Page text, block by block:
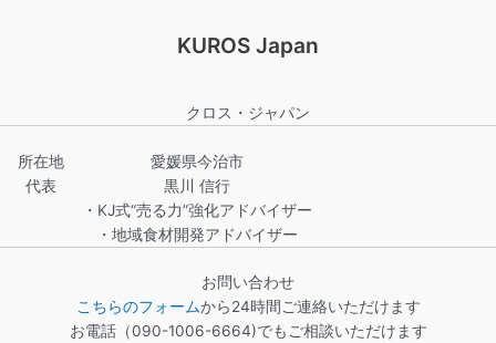
KUROS Japan
クロス・ジャパン
所在地
代表
愛媛県今治市
黒川 信行
・KJ式“売る力”強化アドバイザー
・地域食材開発アドバイザー
お問い合わせ
こちらのフォームから24時間ご連絡いただけます
お電話（090-1006-6664)でもご相談いただけます